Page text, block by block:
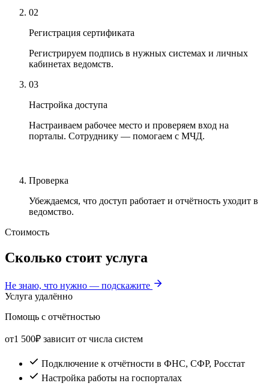
02
Регистрация сертификата
Регистрируем подпись в нужных системах и личных
кабинетах ведомств.
03
Настройка доступа
Настраиваем рабочее место и проверяем вход на
порталы. Сотруднику — помогаем с МЧД.
Проверка
Убеждаемся, что доступ работает и отчётность уходит в
ведомство.
Стоимость
Сколько стоит услуга
Не знаю, что нужно — подскажите
Услуга удалённо
Помощь с отчётностью
от1 500₽ зависит от числа систем
Подключение к отчётности в ФНС, СФР, Росстат
Настройка работы на госпорталах